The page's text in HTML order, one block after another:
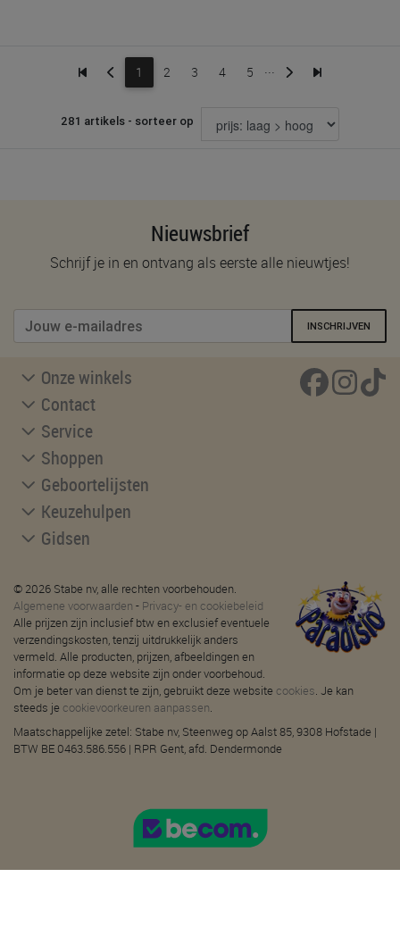
1 2 3 4 5 ...
281 artikels - sorteer op
Nieuwsbrief
Schrijf je in en ontvang als eerste alle nieuwtjes!
INSCHRIJVEN
Onze winkels
Contact
Service
Shoppen
Geboortelijsten
Keuzehulpen
Gidsen
© 2026 Stabe nv, alle rechten voorbehouden.
Algemene voorwaarden - Privacy- en cookiebeleid
Alle prijzen zijn inclusief btw en exclusief eventuele
verzendingskosten, tenzij uitdrukkelijk anders
vermeld. Alle producten, prijzen, afbeeldingen en
informatie op deze website zijn onder voorbehoud.
Om je beter van dienst te zijn, gebruikt deze website cookies. Je kan
steeds je cookievoorkeuren aanpassen.
Maatschappelijke zetel: Stabe nv, Steenweg op Aalst 85, 9308 Hofstade |
BTW BE 0463.586.556 | RPR Gent, afd. Dendermonde